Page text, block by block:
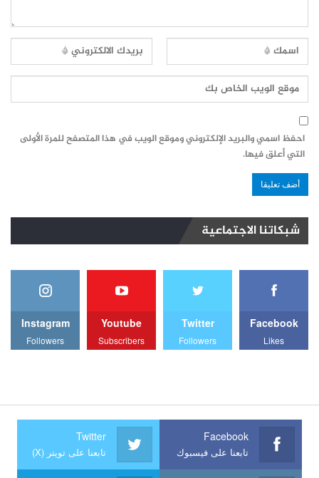
احفظ اسمي والبريد الإلكتروني وموقع الويب في هذا المتصفح للمرة الأولى
التي أعلق فيها.
شبكاتنا الاجتماعية
Facebook
Likes
Twitter
Followers
Youtube
Subscribers
Instagram
Followers
Facebook
تابعنا على فيسبوك
Twitter
تابعنا على تويتر (X)